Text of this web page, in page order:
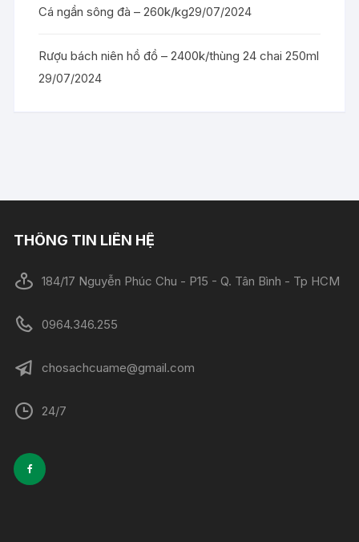
Cá ngần sông đà – 260k/kg29/07/2024
Rượu bách niên hồ đồ – 2400k/thùng 24 chai 250ml
29/07/2024
THÔNG TIN LIÊN HỆ
184/17 Nguyễn Phúc Chu - P15 - Q. Tân Bình - Tp HCM
0964.346.255
chosachcuame@gmail.com
24/7